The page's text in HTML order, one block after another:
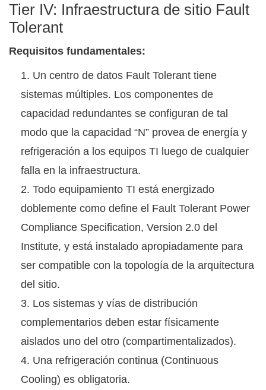
Tier IV: Infraestructura de sitio Fault
Tolerant
Requisitos fundamentales:
Un centro de datos Fault Tolerant tiene
sistemas múltiples. Los componentes de
capacidad redundantes se configuran de tal
modo que la capacidad “N” provea de energía y
refrigeración a los equipos TI luego de cualquier
falla en la infraestructura.
Todo equipamiento TI está energizado
doblemente como define el Fault Tolerant Power
Compliance Specification, Version 2.0 del
Institute, y está instalado apropiadamente para
ser compatible con la topología de la arquitectura
del sitio.
Los sistemas y vías de distribución
complementarios deben estar físicamente
aislados uno del otro (compartimentalizados).
Una refrigeración continua (Continuous
Cooling) es obligatoria.